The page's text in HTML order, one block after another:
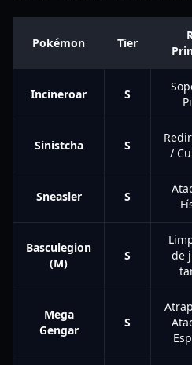
Pokémon Tier
Incineroar S
Sinistcha S
/
Sneasler S
Basculegion
(M)
S
de
Mega
Gengar
S